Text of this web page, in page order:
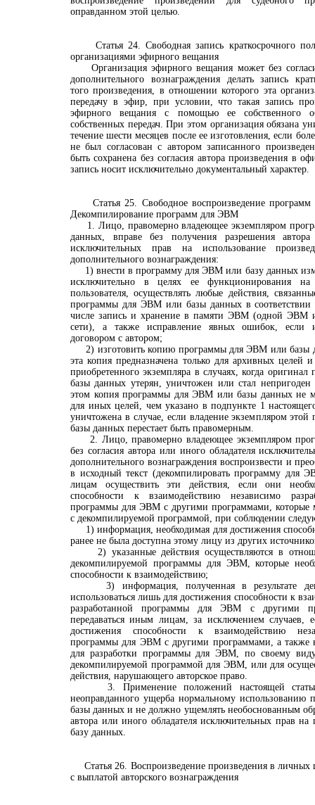
оправданном этой целью.
Статья 24. Свободная запись краткосрочного
организациями эфирного вещания
Организация эфирного вещания может без
дополнительного вознаграждения делать запись
того произведения, в отношении которого эта
передачу в эфир, при условии, что такая запись
эфирного вещания с помощью ее собственного
собственных передач. При этом организация обязана
течение шести месяцев после ее изготовления, если
не был согласован с автором записанного
быть сохранена без согласия автора произведения в
запись носит исключительно документальный характер.
Статья 25. Свободное воспроизведение
Декомпилирование программ для ЭВМ
1. Лицо, правомерно владеющее экземпляром
данных, вправе без получения разрешения
исключительных прав на использование
дополнительного вознаграждения:
1) внести в программу для ЭВМ или базу данных
исключительно в целях ее функционирования на
пользователя, осуществлять любые действия,
программы для ЭВМ или базы данных в соответствии
числе запись и хранение в памяти ЭВМ (одной ЭВМ
сети), а также исправление явных ошибок, если
договором с автором;
2) изготовить копию программы для ЭВМ или базы
эта копия предназначена только для архивных целей
приобретенного экземпляра в случаях, когда
базы данных утерян, уничтожен или стал
этом копия программы для ЭВМ или базы данных не
для иных целей, чем указано в подпункте 1
уничтожена в случае, если владение экземпляром
базы данных перестает быть правомерным.
2. Лицо, правомерно владеющее экземпляром
без согласия автора или иного обладателя
дополнительного вознаграждения воспроизвести и
в исходный текст (декомпилировать программу для
лицам осуществить эти действия, если они
способности к взаимодействию независимо
программы для ЭВМ с другими программами, которые
с декомпилируемой программой, при соблюдении
1) информация, необходимая для достижения
ранее не была доступна этому лицу из других
2) указанные действия осуществляются в
декомпилируемой программы для ЭВМ, которые
способности к взаимодействию;
3) информация, полученная в результате
использоваться лишь для достижения способности к
разработанной программы для ЭВМ с другими
передаваться иным лицам, за исключением случаев,
достижения способности к взаимодействию
программы для ЭВМ с другими программами, а также
для разработки программы для ЭВМ, по своему
декомпилируемой программой для ЭВМ, или для
действия, нарушающего авторское право.
3. Применение положений настоящей
неоправданного ущерба нормальному
базы данных и не должно ущемлять необоснованным
автора или иного обладателя исключительных прав
базу данных.
Статья 26. Воспроизведение произведения в личных
с выплатой авторского вознаграждения